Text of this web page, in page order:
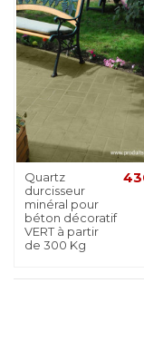
Quartz
durcisseur
minéral pour
béton décoratif
VERT à partir
de 300 Kg